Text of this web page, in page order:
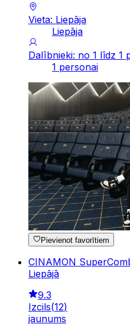
Vieta: Liepāja
Liepāja
Dalībnieki: no 1 līdz 1
1 personai
Pievienot favorītiem
CINAMON
Liepājā
9.3
Izcils(12)
jaunums